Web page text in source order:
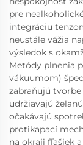
pre
integráciu
neustále vážia
výsledok s
Metódy plnenia
vákuumom)
zabraňujú
udržiavajú
očakávajú
protikapací
na okraji fľašiek